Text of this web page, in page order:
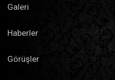
Galeri
Haberler
Görüşler